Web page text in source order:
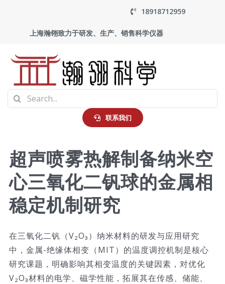
content
18918712959
上海瀚翎致力于研发、生产、销售科学仪器
首页
应用
走进瀚翎
技术服务
公司新闻
Search
for:
联系我们
超声喷雾热解制备纳米空
心三氧化二钒球的金属相
稳定机制研究
在三氧化二钒（V₂O₃）纳米材料的研发与应用研究
中，金属-绝缘体相变（MIT）的温度调控机制是核心
研究课题，明确影响其相变温度的关键因素，对优化
V₂O₃材料的电学、磁学性能，拓展其在传感、储能、